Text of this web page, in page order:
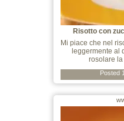
Risotto con
Mi piace che nel
leggermente al
rosolare
Posted